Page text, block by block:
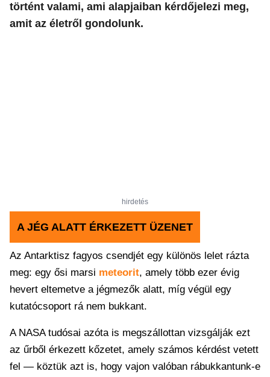
történt valami, ami alapjaiban kérdőjelezi meg,
amit az életről gondolunk.​
hirdetés
A JÉG ALATT ÉRKEZETT ÜZENET
Az Antarktisz fagyos csendjét egy különös lelet rázta
meg: egy ősi marsi meteorit, amely több ezer évig
hevert eltemetve a jégmezők alatt, míg végül egy
kutatócsoport rá nem bukkant.
A NASA tudósai azóta is megszállottan vizsgálják ezt
az űrből érkezett kőzetet, amely számos kérdést vetett
fel — köztük azt is, hogy vajon valóban rábukkantunk-e